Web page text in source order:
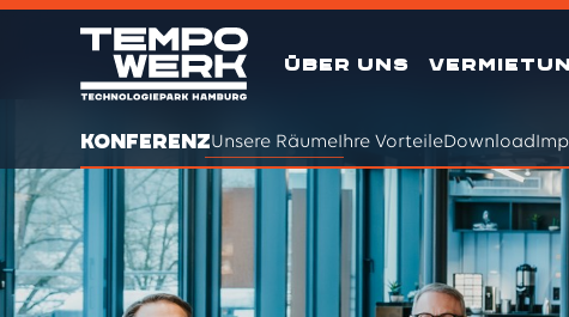
ÜBER UNS
KONFERENZUnsere Räume Ihre VorteileDownload